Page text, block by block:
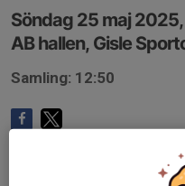
Söndag 25 maj
AB hallen, Gisle
Samling: 12:50